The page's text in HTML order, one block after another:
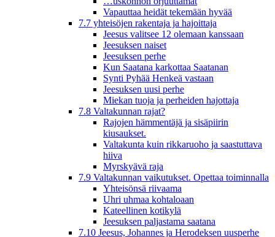
Vapauttaa heidät tekemään hyvää
7.7 yhteisöjen rakentaja ja hajoittaja
Jeesus valitsee 12 olemaan kanssaan
Jeesuksen naiset
Jeesuksen perhe
Kun Saatana karkottaa Saatanan
Synti Pyhää Henkeä vastaan
Jeesuksen uusi perhe
Miekan tuoja ja perheiden hajottaja
7.8 Valtakunnan rajat?
Rajojen hämmentäjä ja sisäpiirin
kiusaukset.
Valtakunta kuin rikkaruoho ja saastuttava
hiiva
Myrskyävä raja
7.9 Valtakunnan vaikutukset. Opettaa toiminnalla
Yhteisönsä riivaama
Uhri uhmaa kohtaloaan
Kateellinen kotikylä
Jeesuksen paljastama saatana
7.10 Jeesus, Johannes ja Herodeksen uusperhe